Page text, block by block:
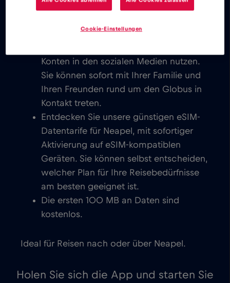
Sie können E-Mails schreiben, chatten,
Konten in den sozialen Medien nutzen.
Sie können sofort mit Ihrer Familie und
Ihren Freunden rund um den Globus in
Kontakt treten.
Entdecken Sie unsere günstigen eSIM-
Datentarife für Neapel, mit sofortiger
Aktivierung auf eSIM-kompatiblen
Geräten. Sie können selbst entscheiden,
welcher Plan für Ihre Reisebedürfnisse
am besten geeignet ist.
Die ersten 100 MB an Daten sind
kostenlos.
Ideal für Reisen nach oder über Neapel.
Holen Sie sich die App und starten Sie
Cookie-Einstellungen